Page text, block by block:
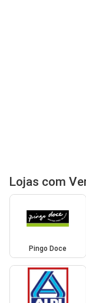
Lojas com
Pingo Doce